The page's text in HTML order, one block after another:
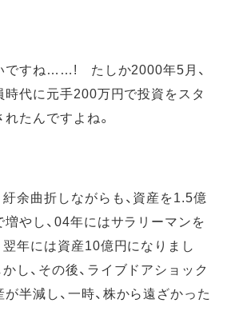
ですね……! たしか2000年5月、
時代に元手200万円で投資をスタ
たんですよね。
紆余曲折しながらも、資産を1.5億
増やし、04年にはサラリーマンを
翌年には資産10億円になりまし
し、その後、ライブドアショック
が半減し、一時、株から遠ざかった